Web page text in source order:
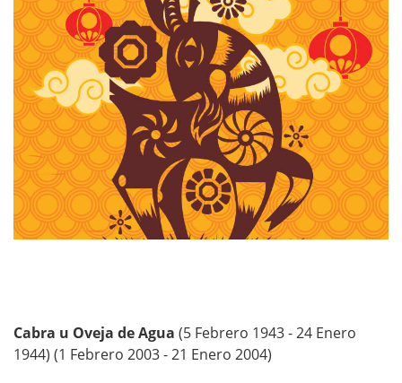
Cabra u Oveja de Agua (5 Febrero 1943 - 24 Enero
1944) (1 Febrero 2003 - 21 Enero 2004)